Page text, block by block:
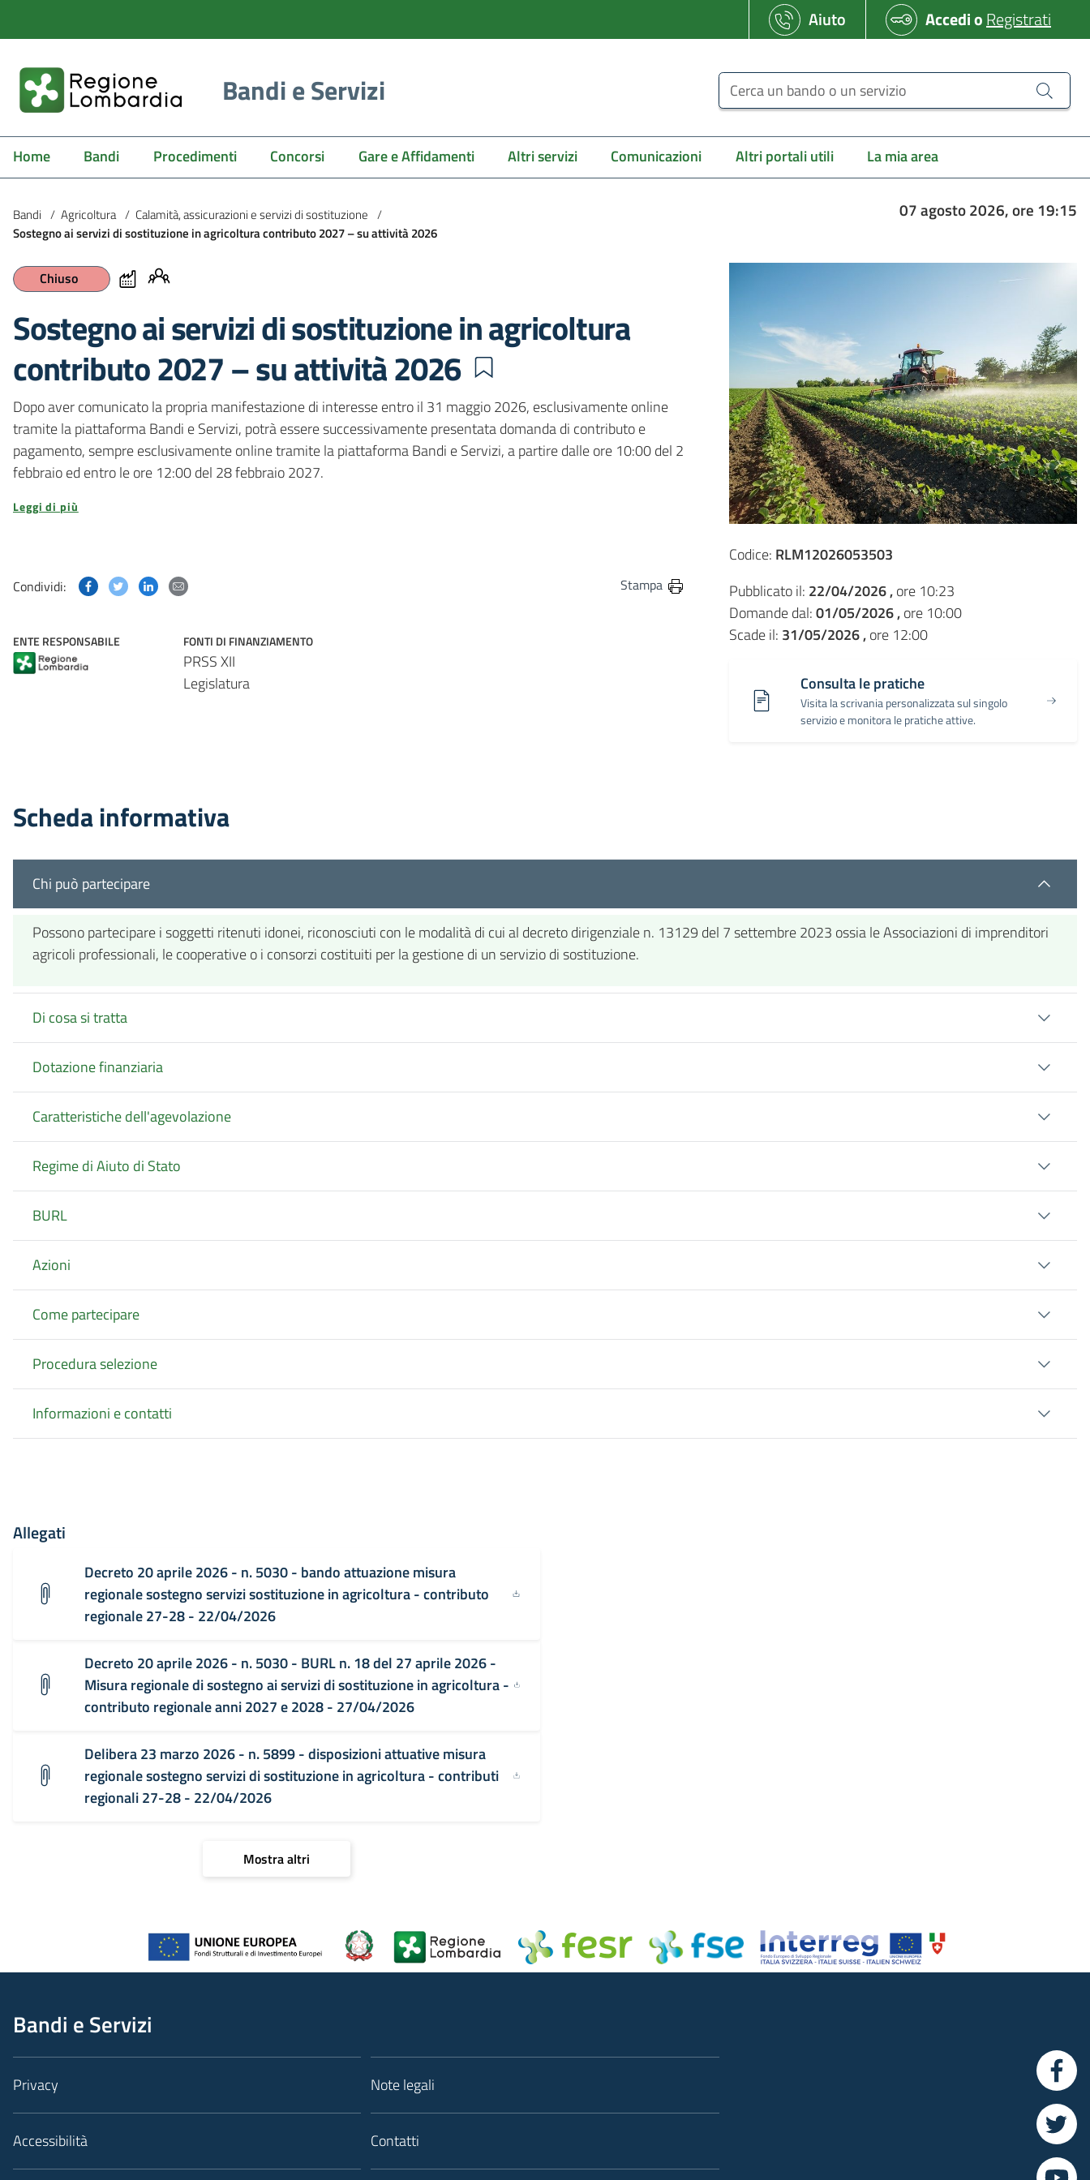
Aiuto AccedioRegistrati
Bandi e Servizi Cerca un bando o un servizio
Home Bandi Procedimenti Concorsi Gare e Affidamenti Altri servizi Comunicazioni Altri portali utili La mia area
Bandi / Agricoltura / Calamità, assicurazioni e servizi di sostituzione /
Sostegno ai servizi di sostituzione in agricoltura contributo 2027 – su attività 2026
07 agosto 2026, ore 19:15
Chiuso
Sostegno ai servizi di sostituzione in agricoltura
contributo 2027 – su attività 2026
Dopo aver comunicato la propria manifestazione di interesse entro il 31 maggio 2026, esclusivamente online
tramite la piattaforma Bandi e Servizi, potrà essere successivamente presentata domanda di contributo e
pagamento, sempre esclusivamente online tramite la piattaforma Bandi e Servizi, a partire dalle ore 10:00 del 2
febbraio ed entro le ore 12:00 del 28 febbraio 2027.
Leggi di più
Condividi: Condividi questa pagina su Facebook
Condividi questa pagina su Twitter
Condividi questa pagina su Linkedin Stampa
ENTE RESPONSABILE FONTI DI FINANZIAMENTO
PRSS XII
Legislatura
Codice: RLM12026053503
Pubblicato il: 22/04/2026 ,ore 10:23
Domande dal:01/05/2026 ,ore 10:00
Scade il: 31/05/2026 ,ore 12:00
Consulta le pratiche
Visita la scrivania personalizzata sul singolo
servizio e monitora le pratiche attive.
Scheda informativa
Chi può partecipare
Possono partecipare i soggetti ritenuti idonei, riconosciuti con le modalità di cui al decreto dirigenziale n. 13129 del 7 settembre 2023 ossia le Associazioni di imprenditori
agricoli professionali, le cooperative o i consorzi costituiti per la gestione di un servizio di sostituzione.
Di cosa si tratta
Dotazione finanziaria
Caratteristiche dell'agevolazione
Regime di Aiuto di Stato
BURL
Azioni
Come partecipare
Procedura selezione
Informazioni e contatti
Allegati
Decreto 20 aprile 2026 - n. 5030 - bando attuazione misura
regionale sostegno servizi sostituzione in agricoltura - contributo
regionale 27-28 - 22/04/2026
Decreto 20 aprile 2026 - n. 5030 - BURL n. 18 del 27 aprile 2026 -
Misura regionale di sostegno ai servizi di sostituzione in agricoltura -
contributo regionale anni 2027 e 2028 - 27/04/2026
Delibera 23 marzo 2026 - n. 5899 - disposizioni attuative misura
regionale sostegno servizi di sostituzione in agricoltura - contributi
regionali 27-28 - 22/04/2026
Mostra altri
Bandi e Servizi
Privacy
Accessibilità
Note legali
Contatti